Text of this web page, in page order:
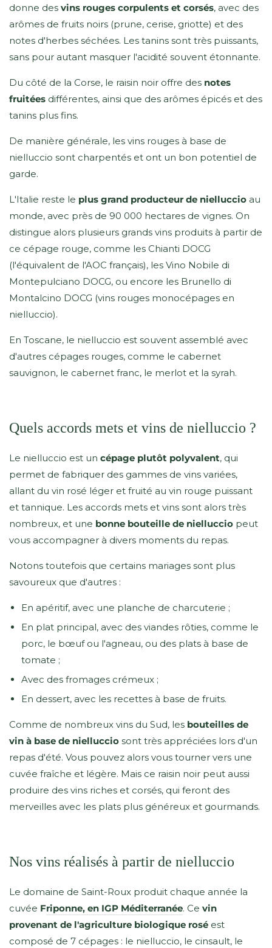
donne des vins rouges corpulents et corsés, avec des
arômes de fruits noirs (prune, cerise, griotte) et des
notes d'herbes séchées. Les tanins sont très puissants,
sans pour autant masquer l'acidité souvent étonnante.
Du côté de la Corse, le raisin noir offre des notes
fruitées différentes, ainsi que des arômes épicés et des
tanins plus fins.
De manière générale, les vins rouges à base de
nielluccio sont charpentés et ont un bon potentiel de
garde.
L'Italie reste le plus grand producteur de nielluccio au
monde, avec près de 90 000 hectares de vignes. On
distingue alors plusieurs grands vins produits à partir de
ce cépage rouge, comme les Chianti DOCG
(l'équivalent de l'AOC français), les Vino Nobile di
Montepulciano DOCG, ou encore les Brunello di
Montalcino DOCG (vins rouges monocépages en
nielluccio).
En Toscane, le nielluccio est souvent assemblé avec
d'autres cépages rouges, comme le cabernet
sauvignon, le cabernet franc, le merlot et la syrah.
Quels accords mets et vins de nielluccio ?
Le nielluccio est un cépage plutôt polyvalent, qui
permet de fabriquer des gammes de vins variées,
allant du vin rosé léger et fruité au vin rouge puissant
et tannique. Les accords mets et vins sont alors très
nombreux, et une bonne bouteille de nielluccio peut
vous accompagner à divers moments du repas.
Notons toutefois que certains mariages sont plus
savoureux que d'autres :
En apéritif, avec une planche de charcuterie ;
En plat principal, avec des viandes rôties, comme le
porc, le bœuf ou l'agneau, ou des plats à base de
tomate ;
Avec des fromages crémeux ;
En dessert, avec les recettes à base de fruits.
Comme de nombreux vins du Sud, les bouteilles de
vin à base de nielluccio sont très appréciées lors d'un
repas d'été. Vous pouvez alors vous tourner vers une
cuvée fraîche et légère. Mais ce raisin noir peut aussi
produire des vins riches et corsés, qui feront des
merveilles avec les plats plus généreux et gourmands.
Nos vins réalisés à partir de nielluccio
Le domaine de Saint-Roux produit chaque année la
cuvée Friponne, en IGP Méditerranée. Ce vin
provenant de l'agriculture biologique rosé est
composé de 7 cépages : le nielluccio, le cinsault, le